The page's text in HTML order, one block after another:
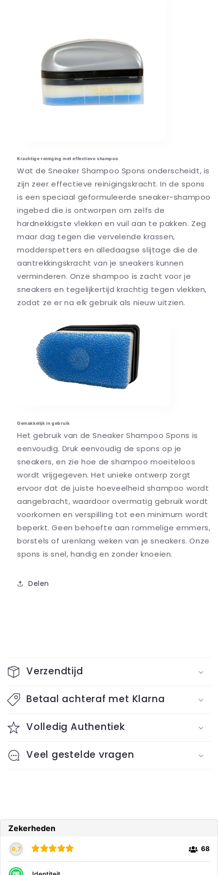
Krachtige reiniging met effectieve shampoo
Wat de Sneaker Shampoo Spons onderscheidt, is
zijn zeer effectieve reinigingskracht. In de spons
is een speciaal geformuleerde sneaker-shampoo
ingebed die is ontworpen om zelfs de
hardnekkigste vlekken en vuil aan te pakken. Zeg
maar dag tegen die vervelende krassen,
modderspetters en alledaagse slijtage die de
aantrekkingskracht van je sneakers kunnen
verminderen. Onze shampoo is zacht voor je
sneakers en tegelijkertijd krachtig tegen vlekken,
zodat ze er na elk gebruik als nieuw uitzien.
Gemakkelijk in gebruik
Het gebruik van de Sneaker Shampoo Spons is
eenvoudig. Druk eenvoudig de spons op je
sneakers, en zie hoe de shampoo moeiteloos
wordt vrijgegeven. Het unieke ontwerp zorgt
ervoor dat de juiste hoeveelheid shampoo wordt
aangebracht, waardoor overmatig gebruik wordt
voorkomen en verspilling tot een minimum wordt
beperkt. Geen behoefte aan rommelige emmers,
borstels of urenlang weken van je sneakers. Onze
spons is snel, handig en zonder knoeien.
Delen
o
l
p
s
i
c
o
n
Verzendtijd
Betaal achteraf met Klarna
Volledig Authentiek
Veel gestelde vragen